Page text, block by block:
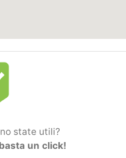
state utili?
basta un click!